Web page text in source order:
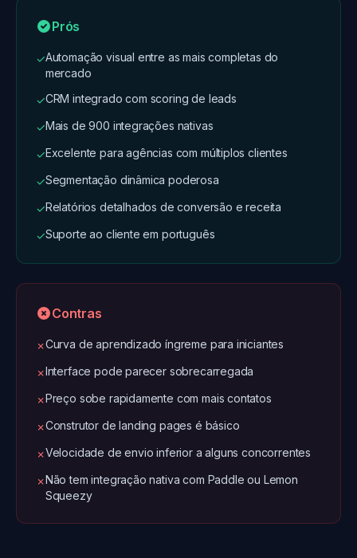
Prós
✓Automação visual entre as mais completas do
mercado
✓CRM integrado com scoring de leads
✓Mais de 900 integrações nativas
✓Excelente para agências com múltiplos clientes
✓Segmentação dinâmica poderosa
✓Relatórios detalhados de conversão e receita
✓Suporte ao cliente em português
Contras
✗Curva de aprendizado íngreme para iniciantes
✗Interface pode parecer sobrecarregada
✗Preço sobe rapidamente com mais contatos
✗Construtor de landing pages é básico
✗Velocidade de envio inferior a alguns concorrentes
✗Não tem integração nativa com Paddle ou Lemon
Squeezy